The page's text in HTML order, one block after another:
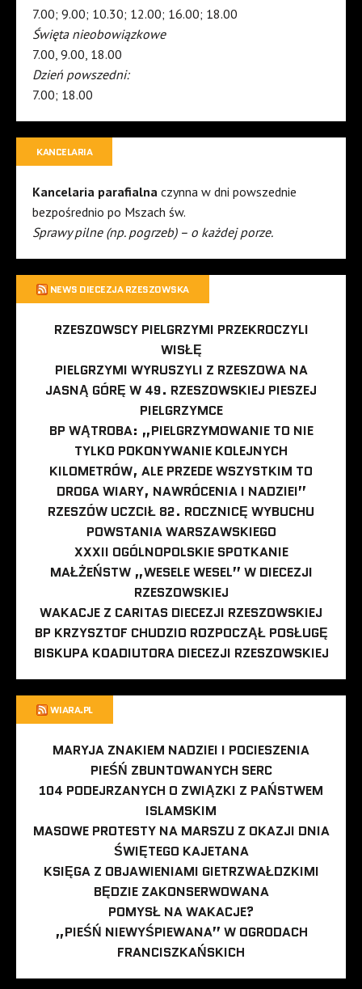
7.00; 9.00; 10.30; 12.00; 16.00; 18.00
Święta nieobowiązkowe
7.00, 9.00, 18.00
Dzień powszedni:
7.00; 18.00
KANCELARIA
Kancelaria parafialna czynna w dni powszednie
bezpośrednio po Mszach św.
Sprawy pilne (np. pogrzeb) – o każdej porze.
NEWS DIECEZJA RZESZOWSKA
RZESZOWSCY PIELGRZYMI PRZEKROCZYLI
WISŁĘ
PIELGRZYMI WYRUSZYLI Z RZESZOWA NA
JASNĄ GÓRĘ W 49. RZESZOWSKIEJ PIESZEJ
PIELGRZYMCE
BP WĄTROBA: „PIELGRZYMOWANIE TO NIE
TYLKO POKONYWANIE KOLEJNYCH
KILOMETRÓW, ALE PRZEDE WSZYSTKIM TO
DROGA WIARY, NAWRÓCENIA I NADZIEI”
RZESZÓW UCZCIŁ 82. ROCZNICĘ WYBUCHU
POWSTANIA WARSZAWSKIEGO
XXXII OGÓLNOPOLSKIE SPOTKANIE
MAŁŻEŃSTW „WESELE WESEL” W DIECEZJI
RZESZOWSKIEJ
WAKACJE Z CARITAS DIECEZJI RZESZOWSKIEJ
BP KRZYSZTOF CHUDZIO ROZPOCZĄŁ POSŁUGĘ
BISKUPA KOADIUTORA DIECEZJI RZESZOWSKIEJ
WIARA.PL
MARYJA ZNAKIEM NADZIEI I POCIESZENIA
PIEŚŃ ZBUNTOWANYCH SERC
104 PODEJRZANYCH O ZWIĄZKI Z PAŃSTWEM
ISLAMSKIM
MASOWE PROTESTY NA MARSZU Z OKAZJI DNIA
ŚWIĘTEGO KAJETANA
KSIĘGA Z OBJAWIENIAMI GIETRZWAŁDZKIMI
BĘDZIE ZAKONSERWOWANA
POMYSŁ NA WAKACJE?
„PIEŚŃ NIEWYŚPIEWANA” W OGRODACH
FRANCISZKAŃSKICH